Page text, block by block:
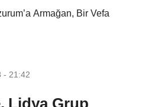
Armağan, Bir Vefa
- 21:42